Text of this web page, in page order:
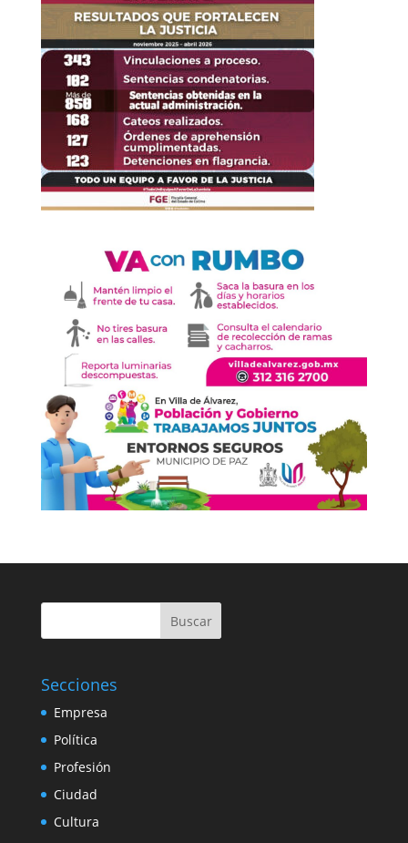
Buscar
Secciones
Empresa
Política
Profesión
Ciudad
Cultura